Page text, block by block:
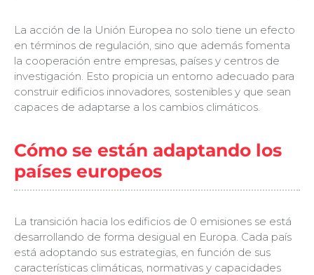
La acción de la Unión Europea no solo tiene un efecto
en términos de regulación, sino que además fomenta
la cooperación entre empresas, países y centros de
investigación. Esto propicia un entorno adecuado para
construir edificios innovadores, sostenibles y que sean
capaces de adaptarse a los cambios climáticos.
Cómo se están adaptando los
países europeos
La transición hacia los edificios de 0 emisiones se está
desarrollando de forma desigual en Europa. Cada país
está adoptando sus estrategias, en función de sus
características climáticas, normativas y capacidades